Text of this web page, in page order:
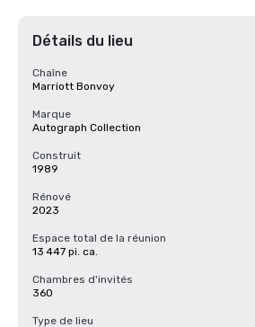
Détails du lieu
Chaîne
Marriott Bonvoy
Marque
Autograph Collection
Construit
1989
Rénové
2023
Espace total de la réunion
13 447 pi. ca.
Chambres d'invités
360
Type de lieu